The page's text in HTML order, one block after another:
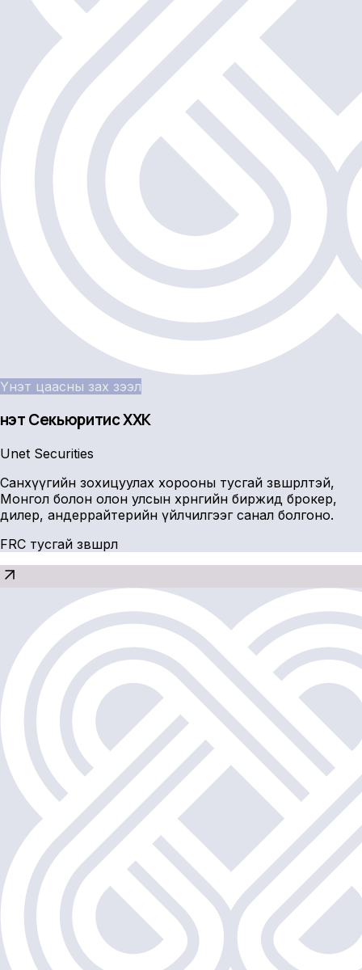
Үнэт цаасны зах зээл
Үнэт Секьюритис ХХК
Unet Securities
Санхүүгийн зохицуулах хорооны тусгай зөвшөөрөлтэй,
Монгол болон олон улсын хөрөнгийн биржид брокер,
дилер, андеррайтерийн үйлчилгээг санал болгоно.
FRC тусгай зөвшөөрөл